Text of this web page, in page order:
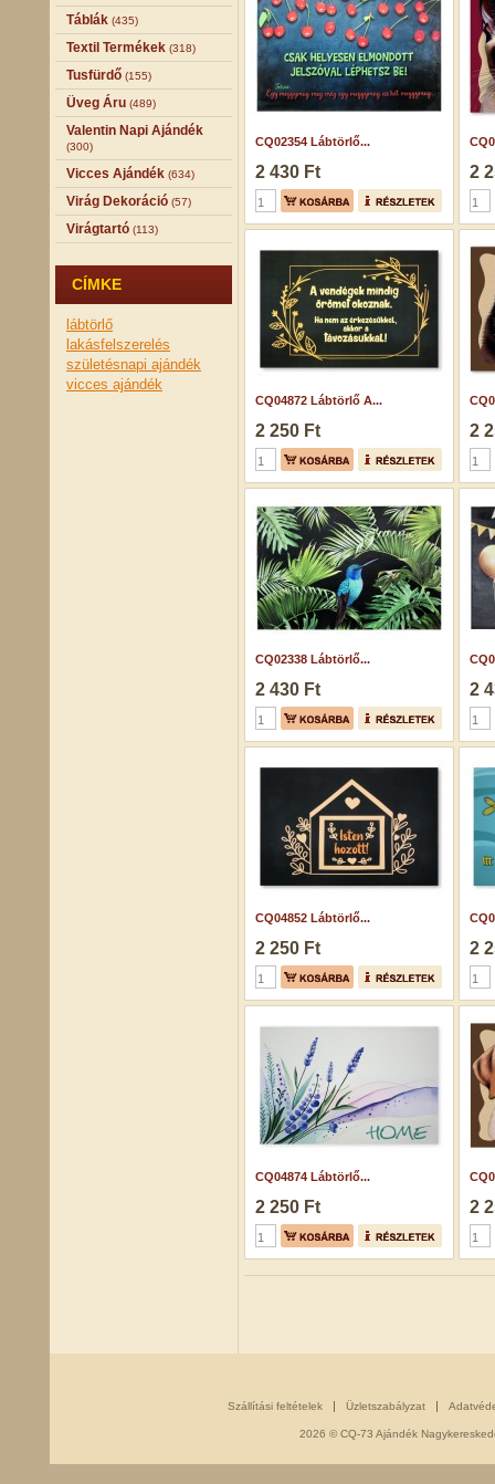
Táblák (435)
Textil Termékek (318)
Tusfürdő (155)
Üveg Áru (489)
Valentin Napi Ajándék
(300)
Vicces Ajándék (634)
Virág Dekoráció (57)
Virágtartó (113)
CÍMKE
lábtörlő
lakásfelszerelés
születésnapi ajándék
vicces ajándék
CQ02354 Lábtörlő...
2 430 Ft 2
CQ04872 Lábtörlő A...
2 250 Ft 2
CQ02338 Lábtörlő...
2 430 Ft 2
CQ04852 Lábtörlő...
2 250 Ft 2
CQ04874 Lábtörlő...
2 250 Ft 2
Szállítási feltételek Üzletszabályzat
2026 © CQ-73 Ajándék